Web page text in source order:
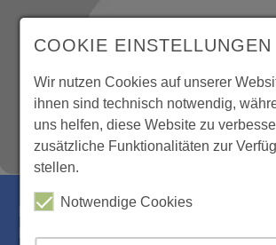
Name: Gina Gerosa
E-Mail:gerosa(at)bkeifel.de
COOKIE EINSTELLUNGEN
Wir nutzen Cookies auf unserer
ihnen sind technisch notwendig,
uns helfen, diese Website zu
zusätzliche Funktionalitäten zur
stellen.
Notwendige Cookies